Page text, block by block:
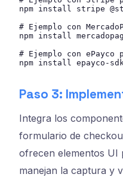
npm install stripe
# Ejemplo con
npm install
# Ejemplo con ePayco
npm install epayco-
Paso 3:
Integra los
formulario de
ofrecen elementos UI
manejan la captura y